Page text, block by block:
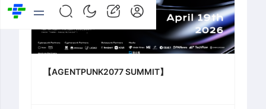
【AGENTPUNK2077 SUMMIT】